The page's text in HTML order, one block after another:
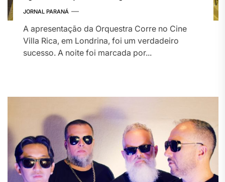
Cine Villa Rica
JORNAL PARANÁ
A apresentação da Orquestra Corre no Cine
Villa Rica, em Londrina, foi um verdadeiro
sucesso. A noite foi marcada por...